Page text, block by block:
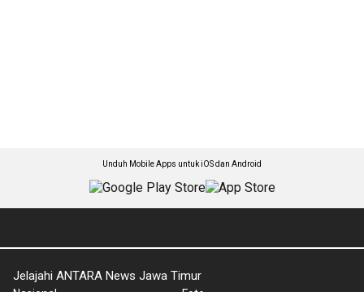
Unduh Mobile Apps untuk iOS dan Android
Jelajahi ANTARA News Jawa Timur